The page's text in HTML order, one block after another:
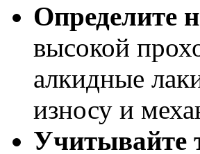
Определите
высокой
алкидные
износу и
Учитывайте